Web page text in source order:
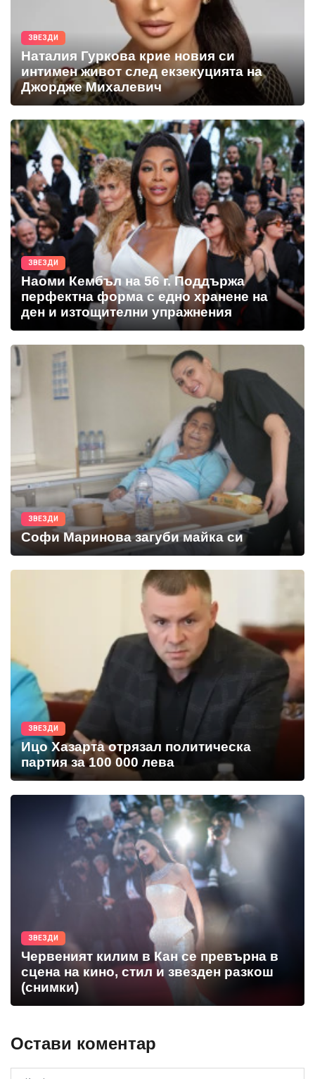
ЗВЕЗДИ
Наталия Гуркова крие новия си
интимен живот след екзекуцията на
Джордже Михалевич
ЗВЕЗДИ
Наоми Кембъл на 56 г. Поддържа
перфектна форма с едно хранене на
ден и изтощителни упражнения
ЗВЕЗДИ
Софи Маринова загуби майка си
ЗВЕЗДИ
Ицо Хазарта отрязал политическа
партия за 100 000 лева
ЗВЕЗДИ
Червеният килим в Кан се превърна в
сцена на кино, стил и звезден разкош
(снимки)
Остави коментар